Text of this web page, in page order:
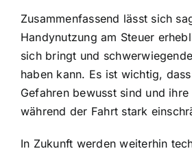
Zusammenfassend lässt sich
Handynutzung am Steuer
sich bringt und
haben kann. Es ist wichtig,
Gefahren bewusst sind und
während der Fahrt stark
In Zukunft werden weiterhin